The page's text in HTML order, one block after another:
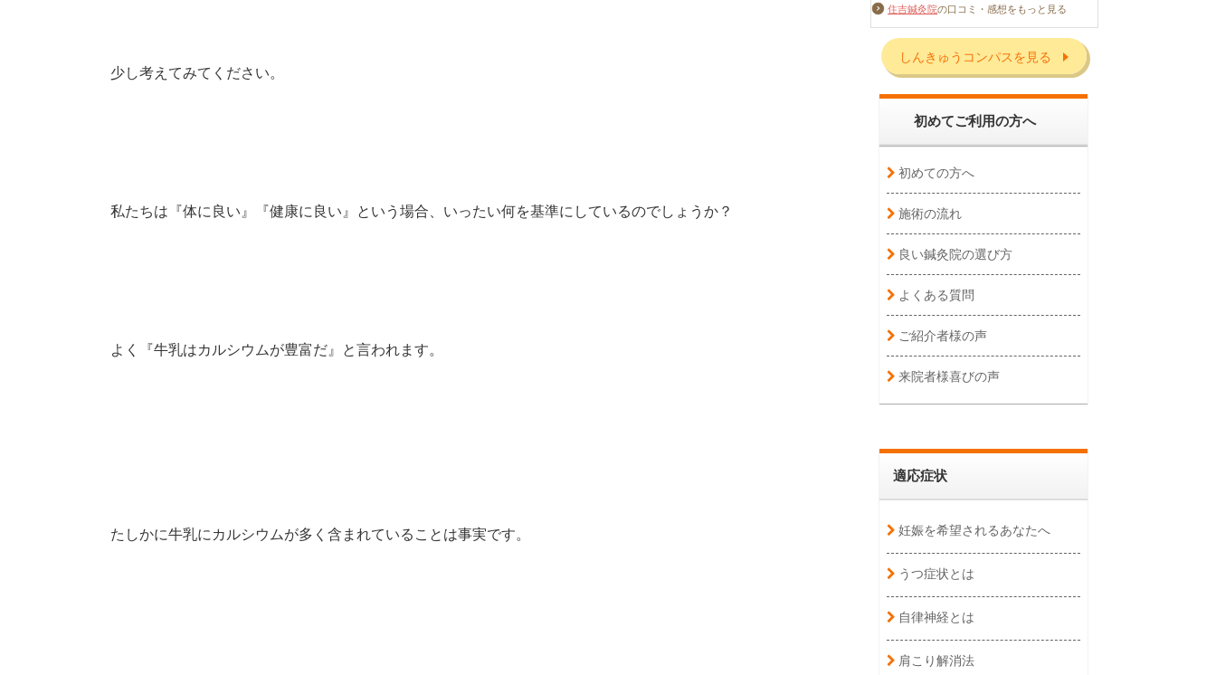
少し考えてみてください。
私たちは『体に良い』『健康に良い』という場合、いったい何を基準にしているのでしょうか？
よく『牛乳はカルシウムが豊富だ』と言われます。
たしかに牛乳にカルシウムが多く含まれていることは事実です。
住吉鍼灸院の口コミ・感想をもっと見る
しんきゅうコンパスを見る
初めてご利用の方へ
初めての方へ
施術の流れ
良い鍼灸院の選び方
よくある質問
ご紹介者様の声
来院者様喜びの声
適応症状
妊娠を希望されるあなたへ
うつ症状とは
自律神経とは
肩こり解消法